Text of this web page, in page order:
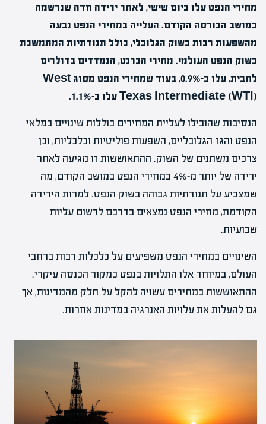
מחירי הנפט עלו ביום שישי, לאחר ירידה חדה שנרשמה
במושב הבורסה הקודם. העלייה במחירי הנפט נבעה
מהשפעות רבות בשוק הגלובלי, כולל תנודתיות המתמשכת
בשוק הנפט העולמי. מחירי הברנט, הנמדדים בדולרים
לחבית, עלו ב-0.9%, בעוד שמחירי הנפט מסוג West
Texas Intermediate (WTI) עלו ב-1.1%.
הנסיבות שהובילו לעליית המחירים כוללות שינויים במלאי
הנפט והגז הגלובליים, השפעות פוליטיות וכלכליות, וכן
צרכים משתנים של השוק. ההתאוששות זו מגיעה לאחר
ירידה של יותר מ-4% במחירי הנפט במושב הקודם, מה
שמצביע על תנודתיות גבוהה בשוק הנפט. למרות הירידה
הקודמת, מחירי הנפט נמצאים בדרכם לרשום עליות
שבועיות.
השינויים במחירי הנפט משפיעים על כלכלות רבות ברחבי
העולם, במיוחד אלו התלויות בנפט כמקור הכנסה עיקרי.
ההתאוששות במחירים עשויה להקל על חלק מהמדינות, אך
גם להעלות את עלויות האנרגיה במדינות אחרות.